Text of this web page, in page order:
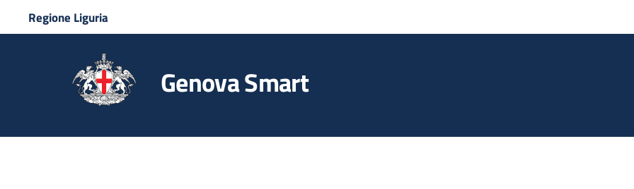
Regione Liguria
Genova Smart